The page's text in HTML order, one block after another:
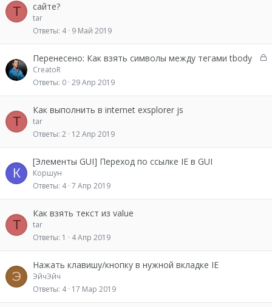
T
сайте?
tar
Ответы 4 9 Май 2019
З
Перенесено: Как взять символы между тегами tbody
CreatoR
Ответы 0 29 Апр 2019
T
Как выполнить в internet exsplorer js
tar
Ответы 2 12 Апр 2019
К
[Элементы GUI] Переход по ссылке IE в GUI
Коршун
Ответы 4 7 Апр 2019
T
Как взять текст из value
tar
Ответы 1 4 Апр 2019
Э
Нажать клавишу/кнопку в нужной вкладке IE
ЭйчЭйч
Ответы 4 17 Мар 2019